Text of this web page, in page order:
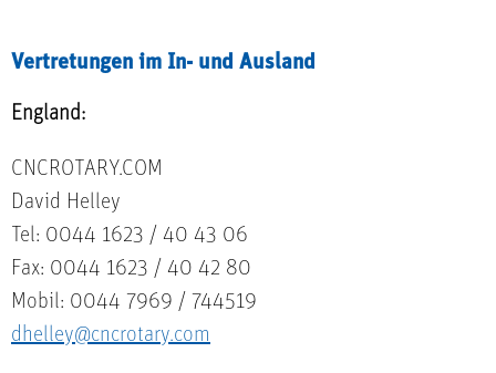
Vertretungen im In- und Ausland
England:
CNCROTARY.COM
David Helley
Tel: 0044 1623 / 40 43 06
Fax: 0044 1623 / 40 42 80
Mobil: 0044 7969 / 744519
dhelley@cncrotary.com